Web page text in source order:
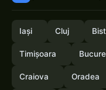
Iași Cluj
Timișoara
Craiova Oradea